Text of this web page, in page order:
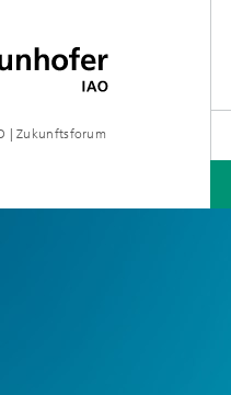
| Zukunftsforum